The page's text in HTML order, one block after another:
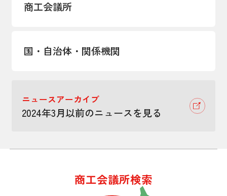
商工会議所
国・自治体・関係機関
ニュースアーカイブ
2024年3月以前のニュースを見る
商工会議所検索